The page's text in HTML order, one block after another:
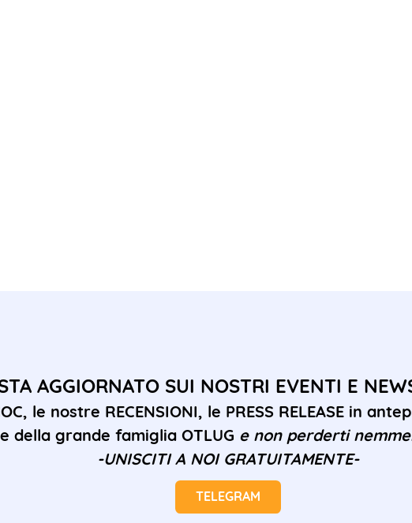
AGGIORNATO SUI NOSTRI EVENTI E
le nostre RECENSIONI, le PRESS RELEASE in
della grande famiglia OTLUG e non perderti
-UNISCITI A NOI GRATUITAMENTE-
TELEGRAM